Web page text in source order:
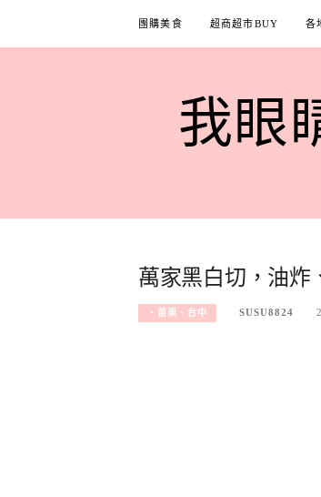
content
團購美食 超商超市BUY 各
我眼
萬家黑白切，油炸
‧苗栗、台中 SUSU8824